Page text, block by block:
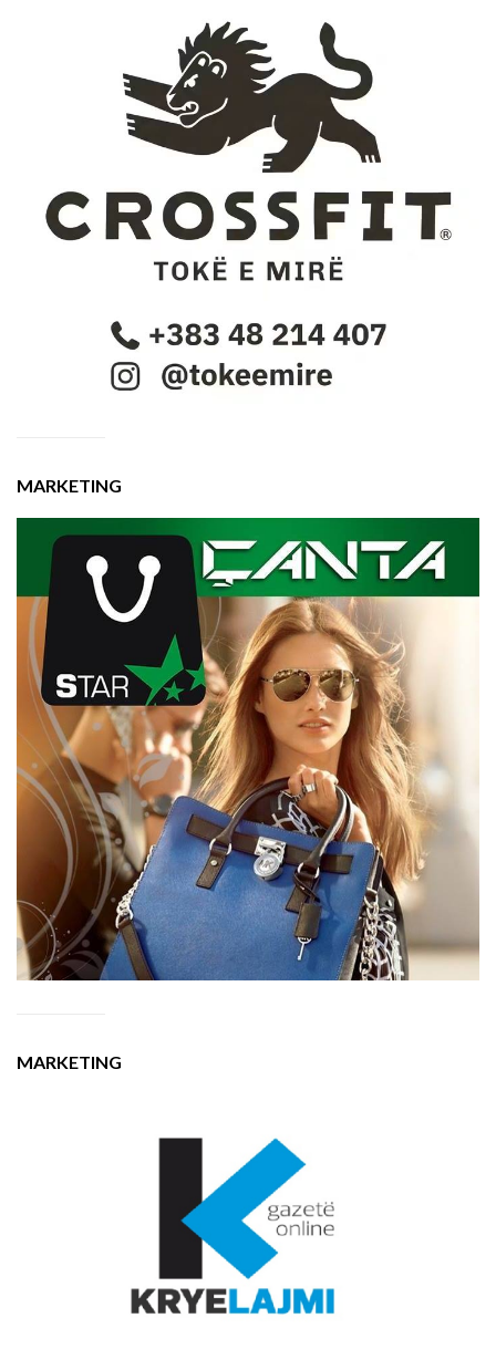
MARKETING
MARKETING